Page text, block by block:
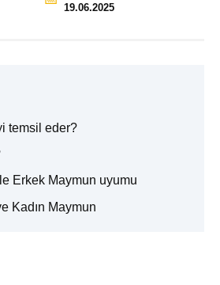
19.06.2025
temsil eder?
Erkek Maymun uyumu
Kadın Maymun